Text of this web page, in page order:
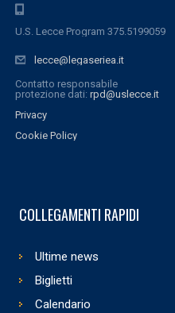
U.S. Lecce Program 375.5199059
lecce@legaseriea.it
Contatto responsabile
protezione dati: rpd@uslecce.it
Privacy
Cookie Policy
COLLEGAMENTI RAPIDI
Ultime news
Biglietti
Calendario